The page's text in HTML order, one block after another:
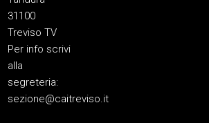
31100
Treviso TV
Per info scrivi
alla
segreteria:
sezione@caitreviso.it